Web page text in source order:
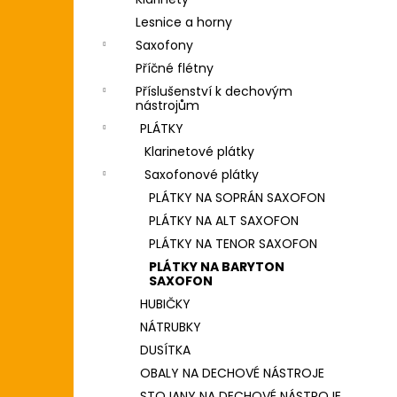
Lesnice a horny
Saxofony
Příčné flétny
Příslušenství k dechovým
nástrojům
PLÁTKY
Klarinetové plátky
Saxofonové plátky
PLÁTKY NA SOPRÁN SAXOFON
PLÁTKY NA ALT SAXOFON
PLÁTKY NA TENOR SAXOFON
PLÁTKY NA BARYTON
SAXOFON
HUBIČKY
NÁTRUBKY
DUSÍTKA
OBALY NA DECHOVÉ NÁSTROJE
8 690 Kč